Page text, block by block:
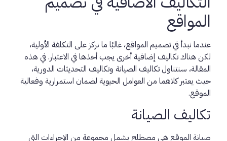
المواقع
عندما نبدأ في تصميم المواقع، غالبًا ما نركز على التكلفة الأولية،
لكن هناك تكاليف إضافية أخرى يجب أخذها في الاعتبار. في هذه
المقالة، سنتناول تكاليف الصيانة وتكاليف التحديثات الدورية،
حيث يعتبر كلاهما من العوامل الحيوية لضمان استمرارية وفعالية
الموقع.
تكاليف الصيانة
صيانة الموقع هي مصطلح يشمل مجموعة من الإجراءات التي